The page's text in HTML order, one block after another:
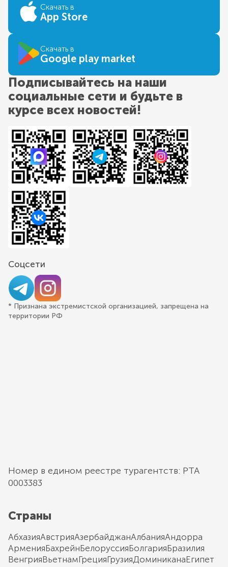
Скачать в
App Store
Скачать в
Google play market
Подписывайтесь на наши
социальные сети и будьте в
курсе всех новостей!
Соцсети
* Признана экстремистской организацией, запрещена на
территории РФ
Номер в едином реестре турагентств: РТА
0003383
Страны
АбхазияАвстрияАзербайджанАлбанияАндорра
АрменияБахрейнБелоруссияБолгарияБразилия
ВенгрияВьетнамГрецияГрузияДоминиканаЕгипет